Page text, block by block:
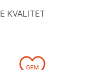
KVALITET